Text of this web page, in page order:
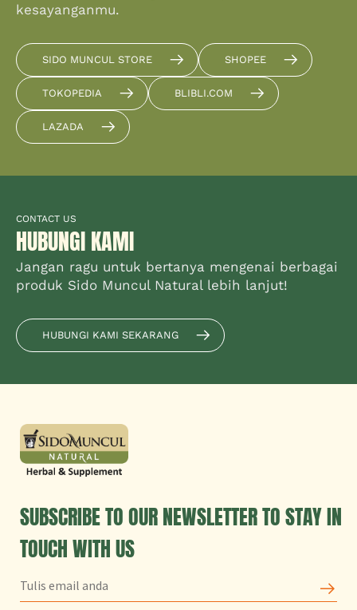
kesayanganmu.
SIDO MUNCUL STORE SHOPEE
TOKOPEDIA BLIBLI.COM
LAZADA
CONTACT US
HUBUNGI KAMI
Jangan ragu untuk bertanya mengenai berbagai
produk Sido Muncul Natural lebih lanjut!
HUBUNGI KAMI SEKARANG
SUBSCRIBE TO OUR NEWSLETTER TO STAY IN
TOUCH WITH US